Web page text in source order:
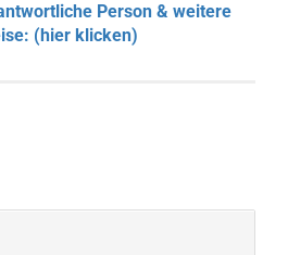
Person & weitere
(hier klicken)